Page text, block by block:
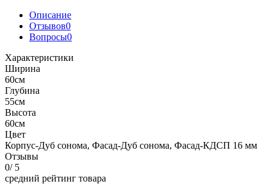
Описание
Отзывов0
Вопросы0
Характеристики
Ширина
60см
Глубина
55см
Высота
60см
Цвет
Корпус-Дуб сонома, Фасад-Дуб сонома, Фасад-КДСП 16 мм
Отзывы
0/ 5
средний рейтинг товара